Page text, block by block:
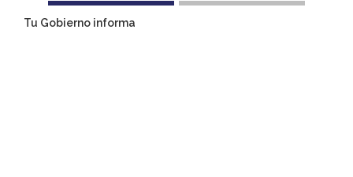
Tu Gobierno informa